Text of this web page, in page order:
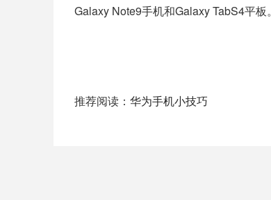
Galaxy Note9手机和Galaxy TabS4平板。
推荐阅读： 华为手机小技巧